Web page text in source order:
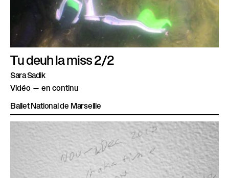
Tu deuh la miss 2/2
Sara Sadik
Vidéo — en continu
Ballet National de Marseille